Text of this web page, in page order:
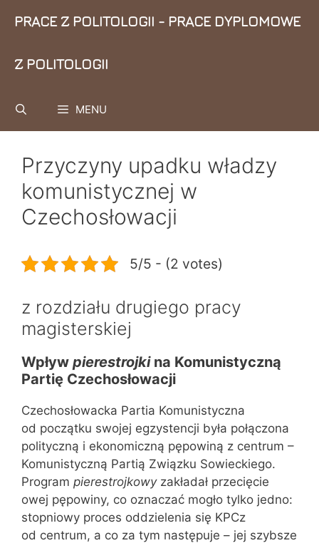
PRACE Z POLITOLOGII - PRACE DYPLOMOWE
Z POLITOLOGII
MENU
Przyczyny upadku władzy
komunistycznej w
Czechosłowacji
5/5 - (2 votes)
z rozdziału drugiego pracy
magisterskiej
Wpływ pierestrojkina Komunistyczną
Partię Czechosłowacji
Czechosłowacka Partia Komunistyczna
od początku swojej egzystencji była połączona
polityczną i ekonomiczną pępowiną z centrum –
Komunistyczną Partią Związku Sowieckiego.
Program pierestrojkowyzakładał przecięcie
owej pępowiny, co oznaczać mogło tylko jedno:
stopniowy proces oddzielenia się KPCz
od centrum, a co za tym następuje – jej szybsze